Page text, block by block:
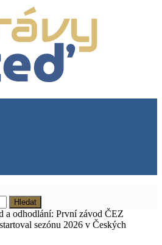
a odhodlání: První závod ČEZ
sezónu 2026 v Českých